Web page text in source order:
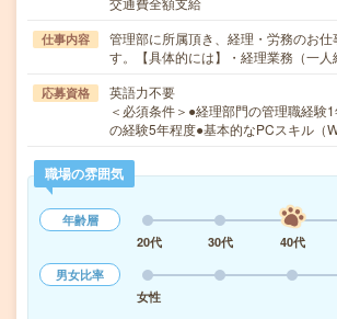
仕事内容
管理部に所属頂き、経理・労務のお仕
す。【具体的には】・経理業務（一
応募資格
英語力不要
＜必須条件＞●経理部門の管理職経験
の経験5年程度●基本的なPCスキル（
職場の雰囲気
年齢層
20代
30代 40代
男女比率
女性